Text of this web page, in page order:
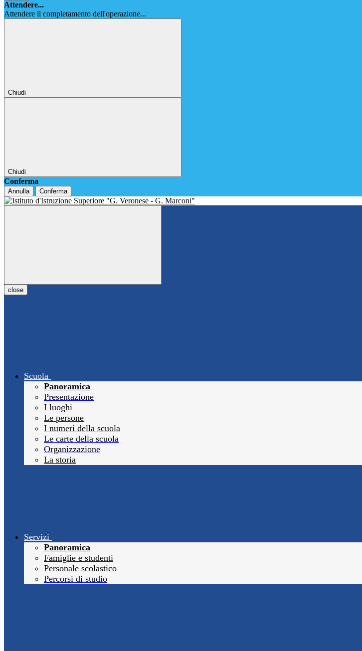
Attendere...
Attendere il completamento dell'operazione...
Chiudi
Chiudi
Conferma
Annulla Conferma
close
Scuola
Panoramica
Presentazione
I luoghi
Le persone
I numeri della scuola
Le carte della scuola
Organizzazione
La storia
Servizi
Panoramica
Famiglie e studenti
Personale scolastico
Percorsi di studio